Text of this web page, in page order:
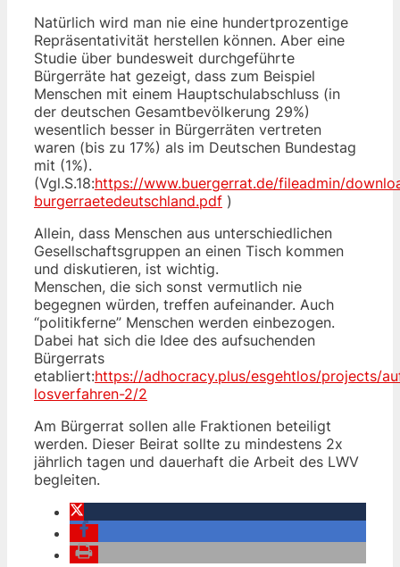
Natürlich wird man nie eine hundertprozentige
Repräsentativität herstellen können. Aber eine
Studie über bundesweit durchgeführte
Bürgerräte hat gezeigt, dass zum Beispiel
Menschen mit einem Hauptschulabschluss (in
der deutschen Gesamtbevölkerung 29%)
wesentlich besser in Bürgerräten vertreten
waren (bis zu 17%) als im Deutschen Bundestag
mit (1%).
(Vgl.S.18:https://www.buergerrat.de/fileadmin/
burgerraetedeutschland.pdf )
Allein, dass Menschen aus unterschiedlichen
Gesellschaftsgruppen an einen Tisch kommen
und diskutieren, ist wichtig.
Menschen, die sich sonst vermutlich nie
begegnen würden, treffen aufeinander. Auch
“politikferne” Menschen werden einbezogen.
Dabei hat sich die Idee des aufsuchenden
Bürgerrats
etabliert:https://adhocracy.plus/esgehtlos/projects/
losverfahren-2/2
Am Bürgerrat sollen alle Fraktionen beteiligt
werden. Dieser Beirat sollte zu mindestens 2x
jährlich tagen und dauerhaft die Arbeit des LWV
begleiten.